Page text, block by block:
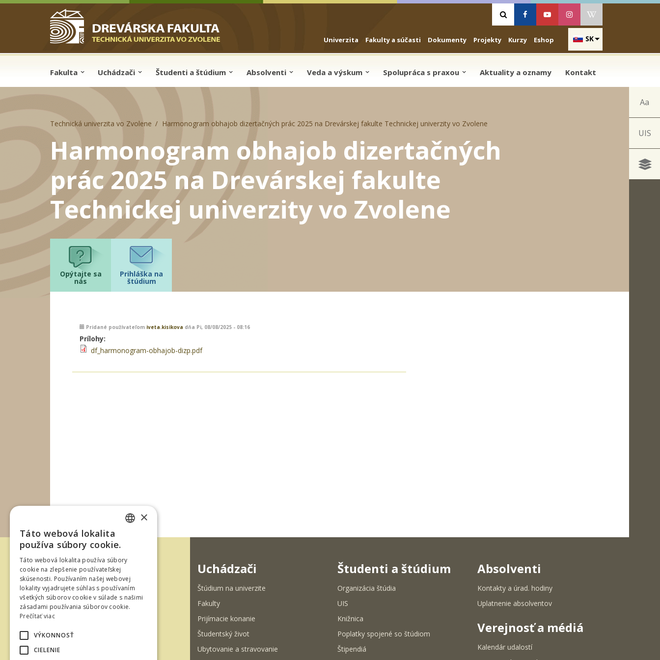
Skip to cookies
Skip to navigation
Skočiť na hlavný obsah
Vyhľadávanie
FacebookYoutubeInstagramWikipedia
SK
Univerzita Fakulty a súčasti Dokumenty Projekty Kurzy Eshop
Fakulta Uchádzači Študenti a štúdium Absolventi Veda a výskum Spolupráca s praxou Aktuality a oznamy Kontakt
Aa
UIS
Technická univerzita vo Zvolene Harmonogram obhajob dizertačných prác 2025 na Drevárskej fakulte Technickej univerzity vo Zvolene
Harmonogram obhajob dizertačných
prác 2025 na Drevárskej fakulte
Technickej univerzity vo Zvolene
Opýtajte sa
nás
Prihláška na
štúdium
Pridané používateľom iveta.kisikova dňa Pi, 08/08/2025 - 08:16
Prílohy:
df_harmonogram-obhajob-dizp.pdf
T. G. Masaryka 24
Slovenská republika
Tel.: +421-45-520 61 11
Uchádzači
Štúdium na univerzite
Fakulty
Prijímacie konanie
Študentský život
Ubytovanie a stravovanie
Študenti a štúdium
Organizácia štúdia
UIS
Knižnica
Poplatky spojené so štúdiom
Štipendiá
Absolventi
Kontakty a úrad. hodiny
Uplatnenie absolventov
Verejnosť a médiá
Kalendár udalostí
×
Táto webová lokalita
používa súbory cookie.
Táto webová lokalita používa súbory
cookie na zlepšenie používateľskej
skúsenosti. Používaním našej webovej
lokality vyjadrujete súhlas s používaním
všetkých súborov cookie v súlade s našimi
zásadami používania súborov cookie.
Prečítať viac
VÝKONNOSŤ
CIELENIE